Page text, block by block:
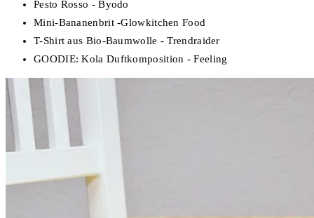
Pesto Rosso - Byodo
Mini-Bananenbrit -Glowkitchen Food
T-Shirt aus Bio-Baumwolle - Trendraider
GOODIE: Kola Duftkomposition - Feeling